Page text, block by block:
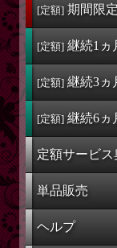
[定額] 継続1カ月
[定額] 継続3カ月
[定額] 継続6カ月
定額奥様一覧
単品販売
ヘルプ
お問い合わせ
[定額] 期間限定
[定額] 継続1ヵ
[定額] 継続3ヵ
[定額] 継続6ヵ
定額サービ
単品販売
ヘルプ